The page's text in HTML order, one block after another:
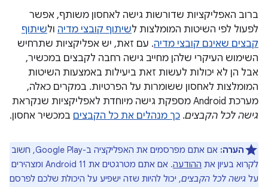
ברוב האפליקציות שדורשות גישה לאחסון משותף, אפשר
לפעול לפי השיטות המומלצות לשיתוף קובצי מדיה ולשיתוף
קבצים שאינם קובצי מדיה. עם זאת, יש אפליקציות שתרחיש
השימוש העיקרי שלהן מחייב גישה רחבה לקבצים במכשיר,
אבל הן לא יכולות לעשות זאת ביעילות באמצעות השיטות
המומלצות לאחסון ששומרות על הפרטיות. במקרים כאלה,
מערכת Android מספקת גישה מיוחדת לאפליקציות שנקראת
גישה לכל הקבצים. כך מנהלים את כל הקבצים במכשיר אחסון.
הערה:
אם אתם מפרסמים את האפליקציה ב-Google Play, חשוב
לקרוא בעיון את ההודעה
. אם אתם מטרגטים את Android 11 ומצהירים
על גישה לכל הקבצים, יכול להיות שזה ישפיע על היכולת שלכם לפרסם